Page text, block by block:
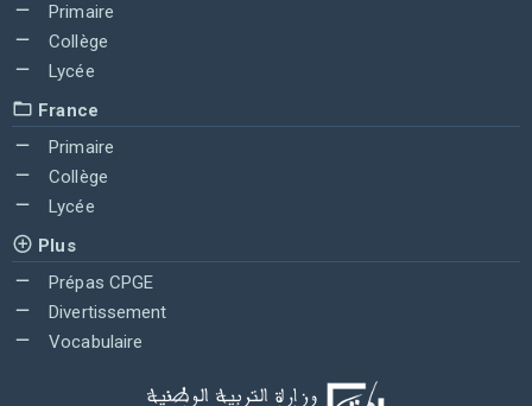
Primaire
Collège
Lycée
France
Primaire
Collège
Lycée
Plus
Prépas CPGE
Divertissement
Vocabulaire